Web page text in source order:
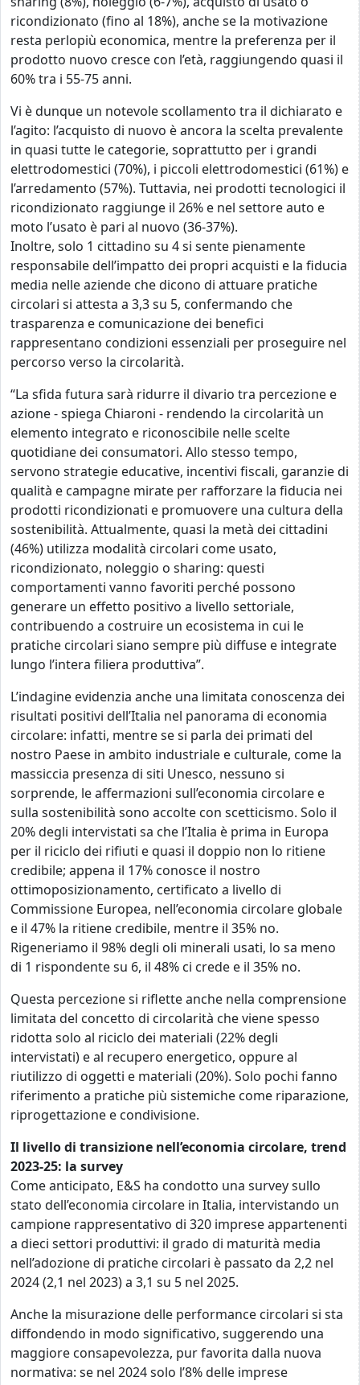
ricondizionato (fino al 18%), anche se la motivazione
resta perlopiù economica, mentre la preferenza per il
prodotto nuovo cresce con l’età, raggiungendo quasi il
60% tra i 55-75 anni.
Vi è dunque un notevole scollamento tra il dichiarato e
l’agito: l’acquisto di nuovo è ancora la scelta prevalente
in quasi tutte le categorie, soprattutto per i grandi
elettrodomestici (70%), i piccoli elettrodomestici (61%) e
l’arredamento (57%). Tuttavia, nei prodotti tecnologici il
ricondizionato raggiunge il 26% e nel settore auto e
moto l’usato è pari al nuovo (36-37%).
Inoltre, solo 1 cittadino su 4 si sente pienamente
responsabile dell’impatto dei propri acquisti e la fiducia
media nelle aziende che dicono di attuare pratiche
circolari si attesta a 3,3 su 5, confermando che
trasparenza e comunicazione dei benefici
rappresentano condizioni essenziali per proseguire nel
percorso verso la circolarità.
“La sfida futura sarà ridurre il divario tra percezione e
azione - spiega Chiaroni - rendendo la circolarità un
elemento integrato e riconoscibile nelle scelte
quotidiane dei consumatori. Allo stesso tempo,
servono strategie educative, incentivi fiscali, garanzie di
qualità e campagne mirate per rafforzare la fiducia nei
prodotti ricondizionati e promuovere una cultura della
sostenibilità. Attualmente, quasi la metà dei cittadini
(46%) utilizza modalità circolari come usato,
ricondizionato, noleggio o sharing: questi
comportamenti vanno favoriti perché possono
generare un effetto positivo a livello settoriale,
contribuendo a costruire un ecosistema in cui le
pratiche circolari siano sempre più diffuse e integrate
lungo l’intera filiera produttiva”.
L’indagine evidenzia anche una limitata conoscenza dei
risultati positivi dell’Italia nel panorama di economia
circolare: infatti, mentre se si parla dei primati del
nostro Paese in ambito industriale e culturale, come la
massiccia presenza di siti Unesco, nessuno si
sorprende, le affermazioni sull’economia circolare e
sulla sostenibilità sono accolte con scetticismo. Solo il
20% degli intervistati sa che l’Italia è prima in Europa
per il riciclo dei rifiuti e quasi il doppio non lo ritiene
credibile; appena il 17% conosce il nostro
ottimoposizionamento, certificato a livello di
Commissione Europea, nell’economia circolare globale
e il 47% la ritiene credibile, mentre il 35% no.
Rigeneriamo il 98% degli oli minerali usati, lo sa meno
di 1 rispondente su 6, il 48% ci crede e il 35% no.
Questa percezione si riflette anche nella comprensione
limitata del concetto di circolarità che viene spesso
ridotta solo al riciclo dei materiali (22% degli
intervistati) e al recupero energetico, oppure al
riutilizzo di oggetti e materiali (20%). Solo pochi fanno
riferimento a pratiche più sistemiche come riparazione,
riprogettazione e condivisione.
Il livello di transizione nell’economia circolare, trend
2023-25: la survey
Come anticipato, E&S ha condotto una survey sullo
stato dell’economia circolare in Italia, intervistando un
campione rappresentativo di 320 imprese appartenenti
a dieci settori produttivi: il grado di maturità media
nell’adozione di pratiche circolari è passato da 2,2 nel
2024 (2,1 nel 2023) a 3,1 su 5 nel 2025.
Anche la misurazione delle performance circolari si sta
diffondendo in modo significativo, suggerendo una
maggiore consapevolezza, pur favorita dalla nuova
normativa: se nel 2024 solo l’8% delle imprese